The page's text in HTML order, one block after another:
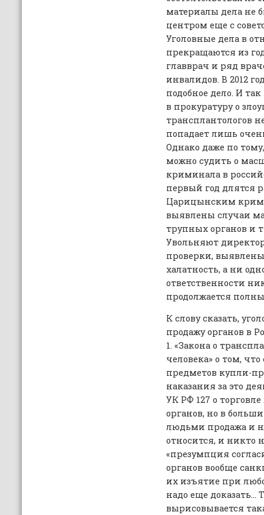
материалы дела не
центром еще с
Уголовные дела в
прекращаются из
главврач и ряд
инвалидов. В 2012
подобное дело. И
в прокуратуру о
трансплантологов
попадает лишь
Однако даже по
можно судить о
криминала в
первый год длятся
Царицынским
выявлены случаи
трупных органов и
Увольняют
проверки,
халатность, а ни
ответственности
продолжается
К слову сказать,
продажу органов в
1. «Закона о
человека» о том,
предметов купли-
наказания за это
УК РФ 127 о
органов, но в
людьми продажа и
относится, и никто
«презумпция
органов вообще
их изъятие при
надо еще доказать…
вырисовывается